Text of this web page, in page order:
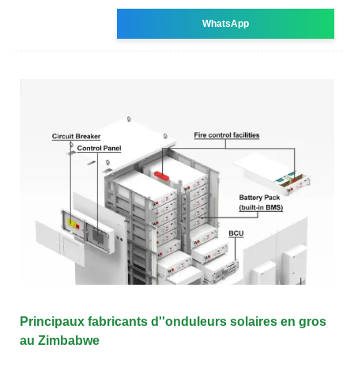
WhatsApp
Principaux fabricants d''onduleurs solaires en gros
au Zimbabwe